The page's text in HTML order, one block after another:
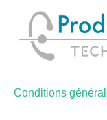
Conditions